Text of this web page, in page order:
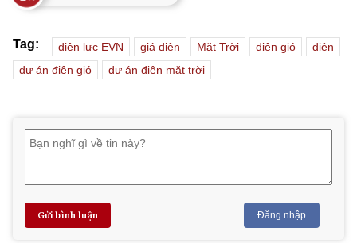
Tag: điện lực EVN giá điện Mặt Trời điện gió
điện
dự án điện gió
dự án điện mặt trời
Gửi bình luận Đăng nhập